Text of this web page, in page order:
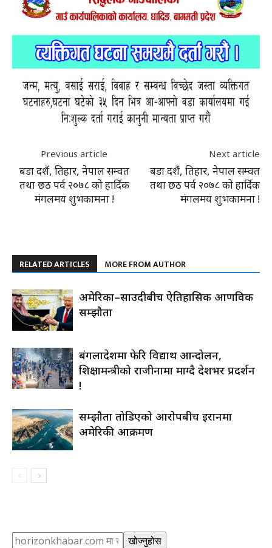
Previous article
बडा दशैं, तिहार, नेपाल सम्वत
तथा छठ पर्व २०७८ को हार्दिक
मंगलमय शुभकामना !
Next article
बडा दशैं, तिहार, नेपाल सम्वत
तथा छठ पर्व २०७८ को हार्दिक
मंगलमय शुभकामना !
RELATED ARTICLES MORE FROM AUTHOR
अमेरिका–साउदीबीच ऐतिहासिक आणविक
सम्झौता
बंगलादेशमा फेरि विद्यार्थी आन्दोलन,
शिक्षामन्त्रीको राजीनामा माग्दै देशभर प्रदर्शन
!
सम्झौता तोडिएको आरोपबीच इरानमा
अमेरिकी आक्रमण
Search खोज्नुहोस